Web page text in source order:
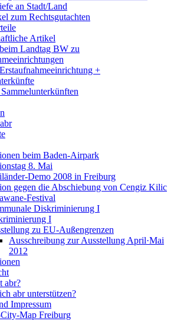
an Stadt/Land
zum Rechtsgutachten
Artikel
Landtag BW zu
+
beim Baden-Airpark
8. Mai
Demo 2008 in Freiburg
gegen die Abschiebung von Cengiz Kilic
Festival
Diskriminierung I
I
zu EU-Außengrenzen
Ausschreibung zur Ausstellung April·Mai
2012
abr?
abr unterstützen?
Impressum
Map Freiburg